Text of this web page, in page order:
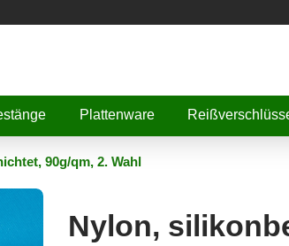
Plattenware
90g/qm, 2. Wahl
Nylon,